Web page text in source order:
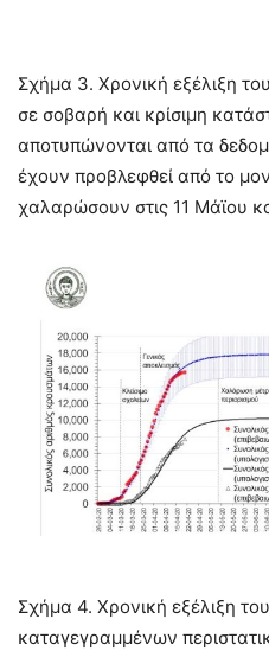
Σχήμα 3. Χρονική εξέλιξη
σε σοβαρή και κρίσιμη
αποτυπώνονται από τα
έχουν προβλεφθεί από το
χαλαρώσουν στις 11 Μάϊου
Σχήμα 4. Χρονική εξέλιξη
καταγεγραμμένων